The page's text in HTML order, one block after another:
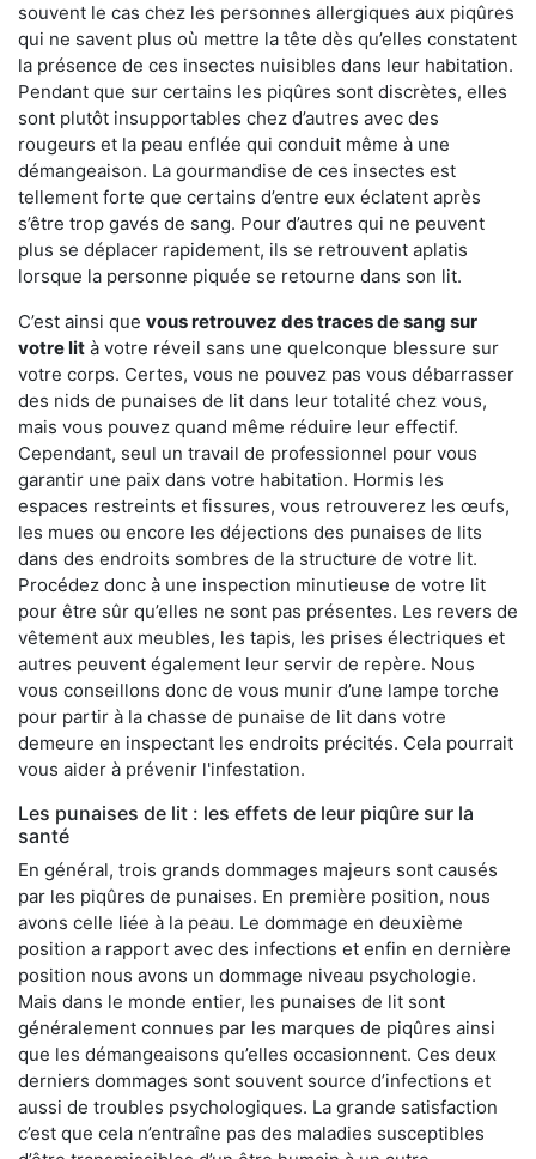
souvent le cas chez les personnes allergiques aux piqûres
qui ne savent plus où mettre la tête dès qu’elles constatent
la présence de ces insectes nuisibles dans leur habitation.
Pendant que sur certains les piqûres sont discrètes, elles
sont plutôt insupportables chez d’autres avec des
rougeurs et la peau enflée qui conduit même à une
démangeaison. La gourmandise de ces insectes est
tellement forte que certains d’entre eux éclatent après
s’être trop gavés de sang. Pour d’autres qui ne peuvent
plus se déplacer rapidement, ils se retrouvent aplatis
lorsque la personne piquée se retourne dans son lit.
C’est ainsi que vous retrouvez des traces de sang sur
votre lit à votre réveil sans une quelconque blessure sur
votre corps. Certes, vous ne pouvez pas vous débarrasser
des nids de punaises de lit dans leur totalité chez vous,
mais vous pouvez quand même réduire leur effectif.
Cependant, seul un travail de professionnel pour vous
garantir une paix dans votre habitation. Hormis les
espaces restreints et fissures, vous retrouverez les œufs,
les mues ou encore les déjections des punaises de lits
dans des endroits sombres de la structure de votre lit.
Procédez donc à une inspection minutieuse de votre lit
pour être sûr qu’elles ne sont pas présentes. Les revers de
vêtement aux meubles, les tapis, les prises électriques et
autres peuvent également leur servir de repère. Nous
vous conseillons donc de vous munir d’une lampe torche
pour partir à la chasse de punaise de lit dans votre
demeure en inspectant les endroits précités. Cela pourrait
vous aider à prévenir l'infestation.
Les punaises de lit : les effets de leur piqûre sur la
santé
En général, trois grands dommages majeurs sont causés
par les piqûres de punaises. En première position, nous
avons celle liée à la peau. Le dommage en deuxième
position a rapport avec des infections et enfin en dernière
position nous avons un dommage niveau psychologie.
Mais dans le monde entier, les punaises de lit sont
généralement connues par les marques de piqûres ainsi
que les démangeaisons qu’elles occasionnent. Ces deux
derniers dommages sont souvent source d’infections et
aussi de troubles psychologiques. La grande satisfaction
c’est que cela n’entraîne pas des maladies susceptibles